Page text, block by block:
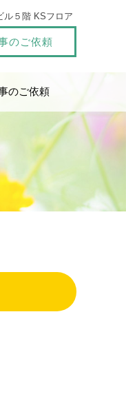
ル５階 KSフロア
のご依頼
のご依頼